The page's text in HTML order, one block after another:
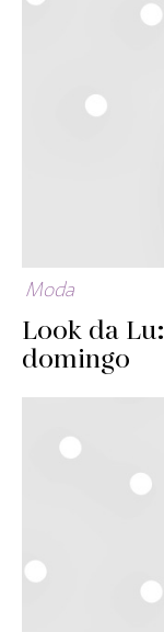
Moda
Look da
domingo